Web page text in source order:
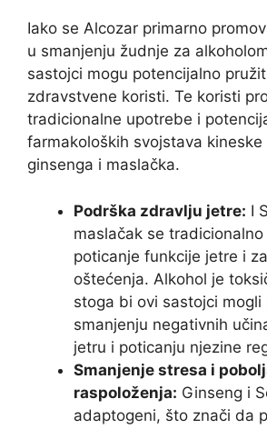
Iako se Alcozar primarno
u smanjenju žudnje za
sastojci mogu potencijalno
zdravstvene koristi. Te koristi
tradicionalne upotrebe i
farmakoloških svojstava
ginsenga i maslačka.
Podrška zdravlju jetre: I
maslačak se
poticanje funkcije jetre i
oštećenja. Alkohol je
stoga bi ovi sastojci mogli
smanjenju negativnih
jetru i poticanju njezine
Smanjenje stresa i
raspoloženja: Ginseng i
adaptogeni, što znači da